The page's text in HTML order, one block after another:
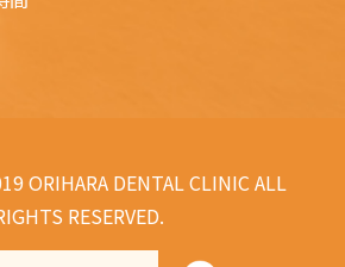
ORIHARA DENTAL CLINIC ALL
RESERVED.